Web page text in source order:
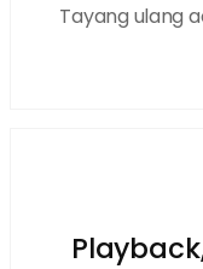
Tayang ulang